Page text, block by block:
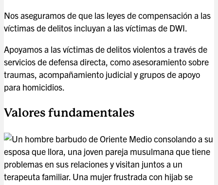
Nos aseguramos de que las leyes de compensación a las
víctimas de delitos incluyan a las víctimas de DWI.
Apoyamos a las víctimas de delitos violentos a través de
servicios de defensa directa, como asesoramiento sobre
traumas, acompañamiento judicial y grupos de apoyo
para homicidios.
Valores fundamentales